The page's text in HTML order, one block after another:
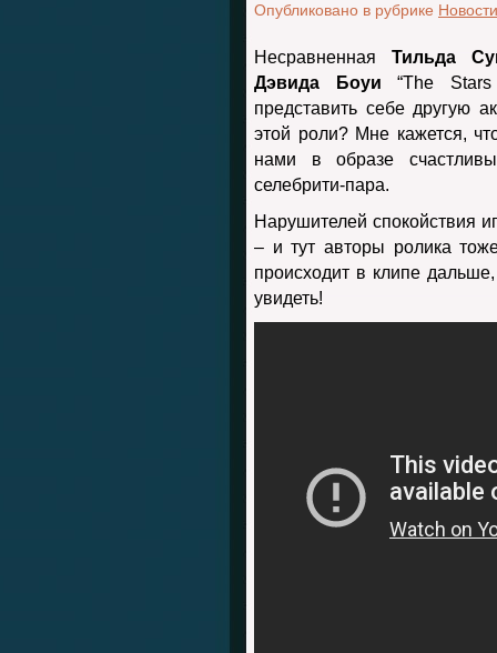
Опубликовано в рубрике Новости
Несравненная Тильда
Дэвида Боуи “The
представить себе другую
этой роли? Мне кажется,
нами в образе
селебрити-пара.
Нарушителей спокойствия
– и тут авторы ролика
происходит в клипе
увидеть!